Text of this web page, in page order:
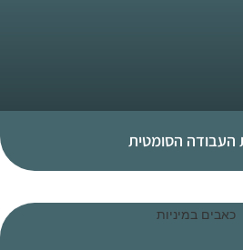
העבודה הסומטית